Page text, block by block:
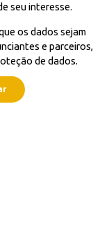
seu interesse.
os dados sejam
e parceiros,
de dados.